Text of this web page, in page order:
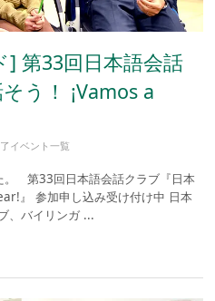
] 第33回日本語会話
う！ ¡Vamos a
イベント一覧
。 第33回日本語会話クラブ『日本
』 参加申し込み受け付け中 日本
、バイリンガ ...